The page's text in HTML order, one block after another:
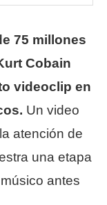
75 millones
Cobain
videoclip en
Un video
atención de
una etapa
antes